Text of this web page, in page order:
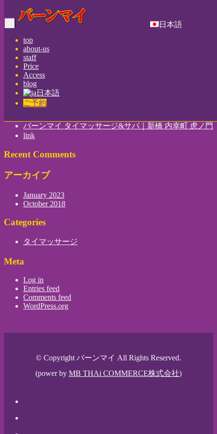
日本語
Toggle
top
about-us
staff
Price
Access
blog
日本語
ご予約
Home-都営地…
都営地下鉄 三田線 内幸町駅のA3出口から
Recent Posts
バーンマイ タイマッサージ&サパ｜新橋 内幸町 虎ノ門
link
Recent Comments
アーカイブ
January 2023
October 2018
Categories
タイマッサージ
Meta
Log in
Entries feed
Comments feed
WordPress.org
© Copyright バーンマイ All Rights Reserved.
(power by MB THAi COMMERCE株式会社)